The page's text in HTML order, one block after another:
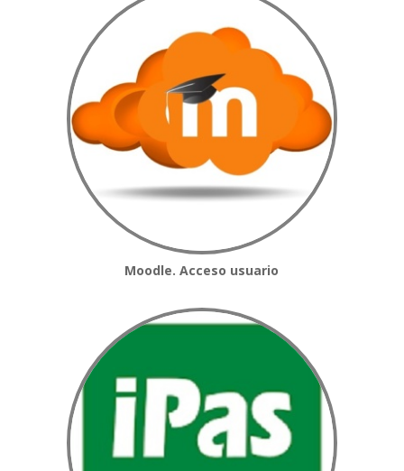
Moodle. Acceso usuario